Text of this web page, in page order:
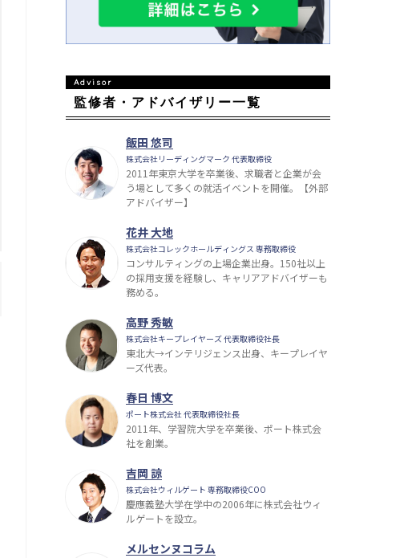
監修者・アドバイザリー一覧
飯田 悠司
株式会社リーディングマーク 代表取締役
2011年東京大学を卒業後、求職者と企業が会
う場として多くの就活イベントを開催。【外部
アドバイザー】
花井 大地
株式会社コレックホールディングス 専務取締役
コンサルティングの上場企業出身。150社以上
の採用支援を経験し、キャリアアドバイザーも
務める。
高野 秀敏
株式会社キープレイヤーズ 代表取締役社長
東北大→インテリジェンス出身、キープレイヤ
ーズ代表。
春日 博文
ポート株式会社 代表取締役社長
2011年、学習院大学を卒業後、ポート株式会
社を創業。
吉岡 諒
株式会社ウィルゲート 専務取締役COO
慶應義塾大学在学中の2006年に株式会社ウィ
ルゲートを設立。
メルセンヌコラム